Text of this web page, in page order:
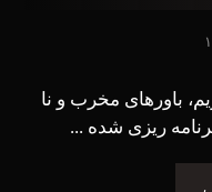
باورهای مخرب و نا
ریزی شده ...